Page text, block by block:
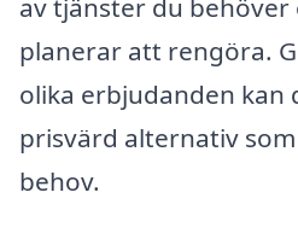
av tjänster du
planerar att rengöra.
olika erbjudanden kan
prisvärd alternativ
behov.